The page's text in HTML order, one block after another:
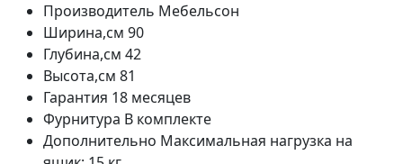
Производитель Мебельсон
Ширина,см 90
Глубина,см 42
Высота,см 81
Гарантия 18 месяцев
Фурнитура В комплекте
Дополнительно Максимальная нагрузка на